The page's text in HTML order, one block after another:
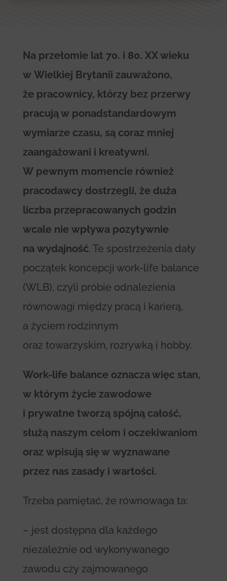
Na przełomie lat 70. i 80. XX wieku
w Wielkiej Brytanii zauważono,
że pracownicy, którzy bez przerwy
pracują w ponadstandardowym
wymiarze czasu, są coraz mniej
zaangażowani i kreatywni.
W pewnym momencie również
pracodawcy dostrzegli, że duża
liczba przepracowanych godzin
wcale nie wpływa pozytywnie
na wydajność. Te spostrzeżenia dały
początek koncepcji work-life balance
(WLB), czyli próbie odnalezienia
równowagi między pracą i karierą,
a życiem rodzinnym
oraz towarzyskim, rozrywką i hobby.
Work-life balance oznacza więc stan,
w którym życie zawodowe
i prywatne tworzą spójną całość,
służą naszym celom i oczekiwaniom
oraz wpisują się w wyznawane
przez nas zasady i wartości.
Trzeba pamiętać, że równowaga ta:
– jest dostępna dla każdego
niezależnie od wykonywanego
zawodu czy zajmowanego